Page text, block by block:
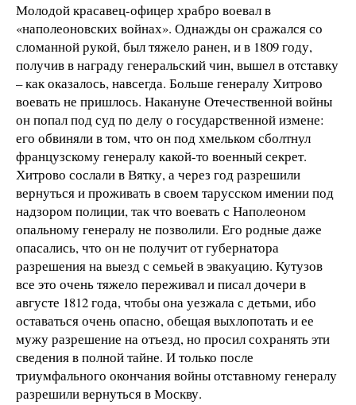
Молодой красавец-офицер храбро воевал в
«наполеоновских войнах». Однажды он сражался со
сломанной рукой, был тяжело ранен, и в 1809 году,
получив в награду генеральский чин, вышел в отставку
– как оказалось, навсегда. Больше генералу Хитрово
воевать не пришлось. Накануне Отечественной войны
он попал под суд по делу о государственной измене:
его обвиняли в том, что он под хмельком сболтнул
французскому генералу какой-то военный секрет.
Хитрово сослали в Вятку, а через год разрешили
вернуться и проживать в своем тарусском имении под
надзором полиции, так что воевать с Наполеоном
опальному генералу не позволили. Его родные даже
опасались, что он не получит от губернатора
разрешения на выезд с семьей в эвакуацию. Кутузов
все это очень тяжело переживал и писал дочери в
августе 1812 года, чтобы она уезжала с детьми, ибо
оставаться очень опасно, обещая выхлопотать и ее
мужу разрешение на отъезд, но просил сохранять эти
сведения в полной тайне. И только после
триумфального окончания войны отставному генералу
разрешили вернуться в Москву.